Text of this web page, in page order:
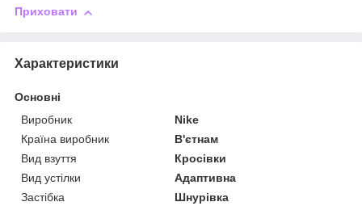
Приховати
Характеристики
Основні
Виробник
Nike
Країна виробник
В'єтнам
Вид взуття
Кросівки
Вид устілки
Адаптивна
Застібка
Шнурівка